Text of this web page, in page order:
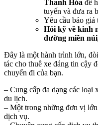
Thanh Hóa để
tuyến và đưa ra
Yêu cầu báo giá
Hỏi kỹ về kinh
đường miền
Đây là một hành trình lớn,
tác cho thuê xe đáng tin cậy
chuyến đi của bạn.
– Cung cấp đa dạng các loại
du lịch.
– Một trong những đơn vị
dịch vụ.